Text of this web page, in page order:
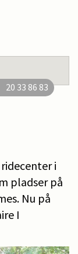
20 33 86 83
i
pladser på
Nu på
I